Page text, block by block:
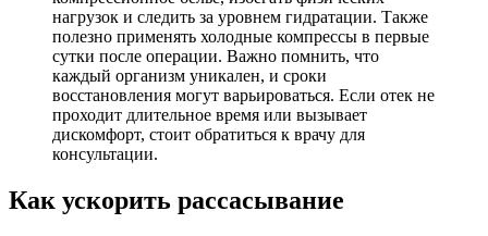
нагрузок и следить за уровнем гидратации. Также
полезно применять холодные компрессы в первые
сутки после операции. Важно помнить, что
каждый организм уникален, и сроки
восстановления могут варьироваться. Если отек не
проходит длительное время или вызывает
дискомфорт, стоит обратиться к врачу для
консультации.
Как ускорить рассасывание